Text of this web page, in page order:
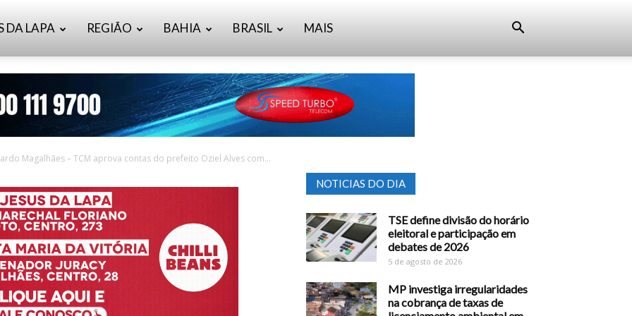
DA LAPA REGIÃO BAHIA BRASIL MAIS
Magalhães – TCM aprova contas do prefeito Oziel Alves com...
NOTICIAS DO DIA
TSE define divisão do horário
eleitoral e participação em
debates de 2026
5 de agosto de 2026
MP investiga irregularidades
na cobrança de taxas de